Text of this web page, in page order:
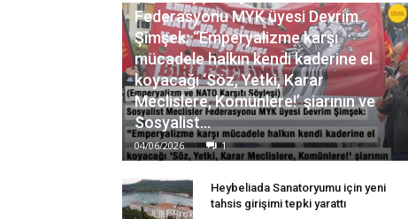
Federasyonu MYK üyesi Devrim
Şimşek: “Emperyalizme karşı
mücadele halkın kendi kaderine el
koyacağı ‘Söz, Yetki, Karar
Meclislere, Komünlere!’ şiarının ve
Sosyalist...
04/06/2026 1
Heybeliada Sanatoryumu için yeni
tahsis girişimi tepki yarattı